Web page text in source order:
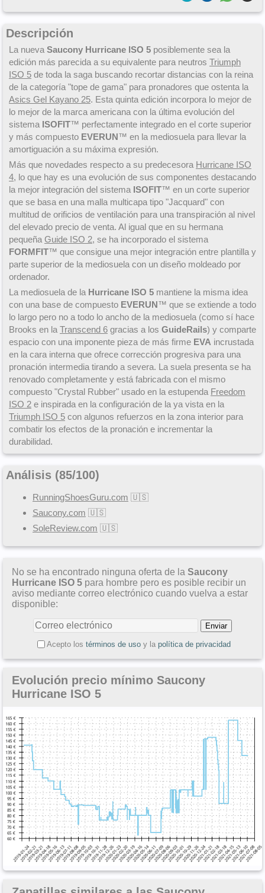
Descripción
La nueva Saucony Hurricane ISO 5 posiblemente sea la
edición más parecida a su equivalente para neutros Triumph
ISO 5 de toda la saga buscando recortar distancias con la reina
de la categoría "tope de gama" para pronadores que ostenta la
Asics Gel Kayano 25. Esta quinta edición incorpora lo mejor de
lo mejor de la marca americana con la última evolución del
sistema ISOFIT™ perfectamente integrado en el corte superior
y más compuesto EVERUN™ en la mediosuela para llevar la
amortiguación a su máxima expresión.
Más que novedades respecto a su predecesora Hurricane ISO
4, lo que hay es una evolución de sus componentes destacando
la mejor integración del sistema ISOFIT™ en un corte superior
que se basa en una malla multicapa tipo "Jacquard" con
multitud de orificios de ventilación para una transpiración al nivel
del elevado precio de venta. Al igual que en su hermana
pequeña Guide ISO 2, se ha incorporado el sistema
FORMFIT™ que consigue una mejor integración entre plantilla y
parte superior de la mediosuela con un diseño moldeado por
ordenador.
La mediosuela de la Hurricane ISO 5 mantiene la misma idea
con una base de compuesto EVERUN™ que se extiende a todo
lo largo pero no a todo lo ancho de la mediosuela (como sí hace
Brooks en la Transcend 6 gracias a los GuideRails) y comparte
espacio con una imponente pieza de más firme EVA incrustada
en la cara interna que ofrece corrección progresiva para una
pronación intermedia tirando a severa. La suela presenta se ha
renovado completamente y está fabricada con el mismo
compuesto "Crystal Rubber" usado en la estupenda Freedom
ISO 2 e inspirada en la configuración de la ya vista en la
Triumph ISO 5 con algunos refuerzos en la zona interior para
combatir los efectos de la pronación e incrementar la
durabilidad.
Análisis (85/100)
RunningShoesGuru.com 🇺🇸
Saucony.com 🇺🇸
SoleReview.com 🇺🇸
No se ha encontrado ninguna oferta de la Saucony
Hurricane ISO 5 para hombre pero es posible recibir un
aviso mediante correo electrónico cuando vuelva a estar
disponible:
Acepto los términos de usoy la política de privacidad
Evolución precio mínimo Saucony
Hurricane ISO 5